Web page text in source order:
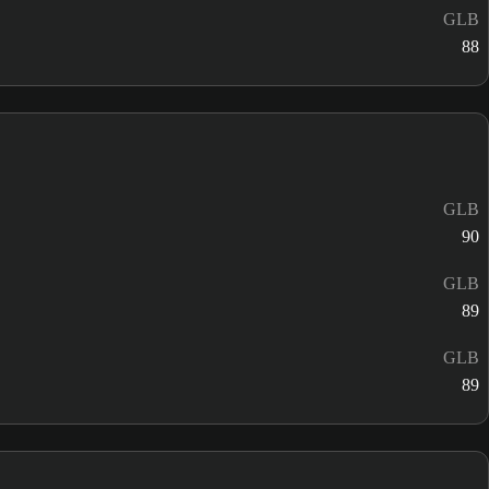
GLB
88
GLB
90
GLB
89
GLB
89